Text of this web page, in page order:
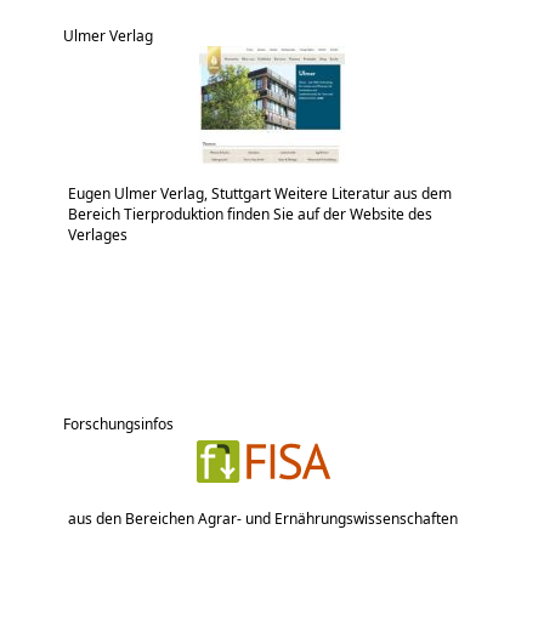
Ulmer Verlag
Eugen Ulmer Verlag, Stuttgart Weitere Literatur aus dem
Bereich Tierproduktion finden Sie auf der Website des
Verlages
Forschungsinfos
aus den Bereichen Agrar- und Ernährungswissenschaften